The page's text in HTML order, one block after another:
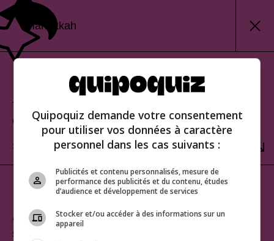
Hanukkah
Classic mode
Test your knowledge and view your score at the
end of the quiz.
SELECT
Sudden-death mode
Challenge yourself to get a perfect score. One
strike and you’re out!
Quipoquiz demande votre consentement
pour utiliser vos données à caractère
personnel dans les cas suivants :
Publicités et contenu personnalisés, mesure de
performance des publicités et du contenu, études
d’audience et développement de services
Stocker et/ou accéder à des informations sur un
appareil